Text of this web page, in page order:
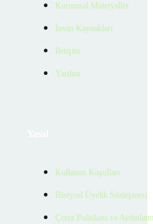
Kurumsal Materyaller
İnsan Kaynakları
İletişim
Yardım
Kullanım Koşulları
Bireysel Üyelik Sözleşmesi
Çerez Politikası ve